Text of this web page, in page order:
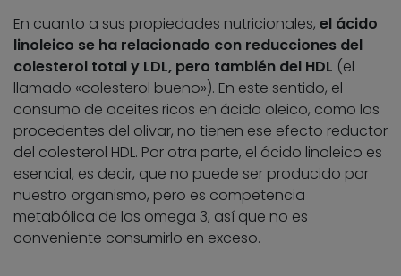
En cuanto a sus propiedades nutricionales, el ácido
linoleico se ha relacionado con reducciones del
colesterol total y LDL, pero también del HDL (el
llamado «colesterol bueno»). En este sentido, el
consumo de aceites ricos en ácido oleico, como los
procedentes del olivar, no tienen ese efecto reductor
del colesterol HDL. Por otra parte, el ácido linoleico es
esencial, es decir, que no puede ser producido por
nuestro organismo, pero es competencia
metabólica de los omega 3, así que no es
conveniente consumirlo en exceso.